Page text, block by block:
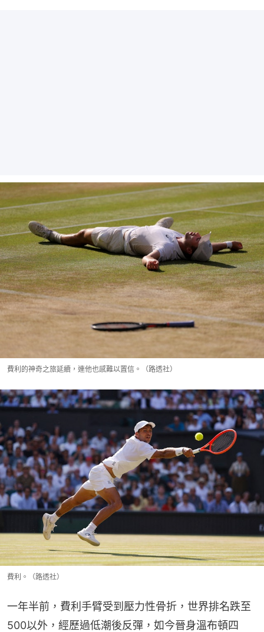
費利的神奇之旅延續，連他也感難以置信。（路透社）
費利。（路透社）
一年半前，費利手臂受到壓力性骨折，世界排名跌至
500以外，經歷過低潮後反彈，如今晉身溫布頓四